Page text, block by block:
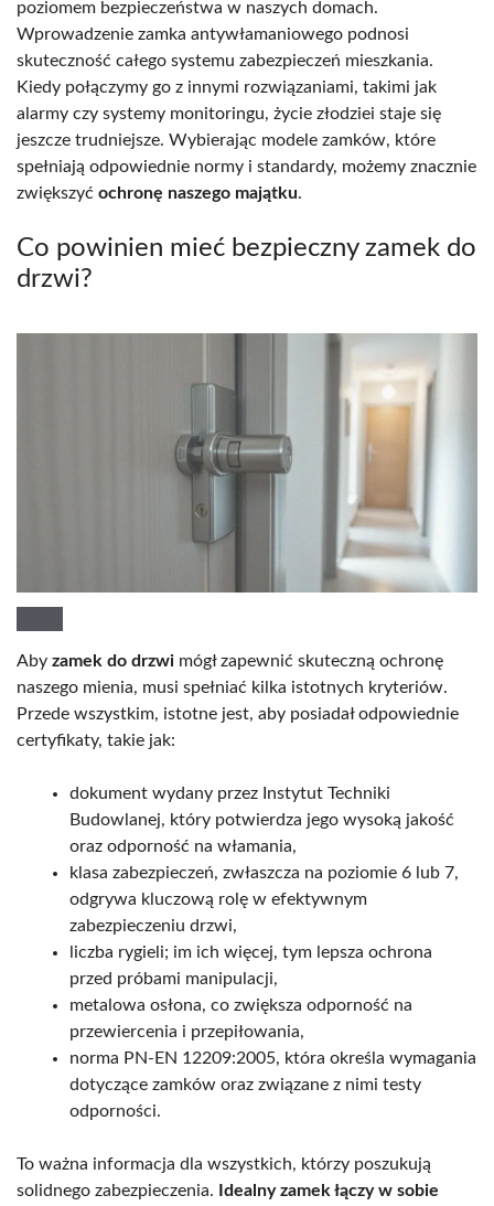
poziomem bezpieczeństwa w naszych domach.
Wprowadzenie zamka antywłamaniowego podnosi
skuteczność całego systemu zabezpieczeń mieszkania.
Kiedy połączymy go z innymi rozwiązaniami, takimi jak
alarmy czy systemy monitoringu, życie złodziei staje się
jeszcze trudniejsze. Wybierając modele zamków, które
spełniają odpowiednie normy i standardy, możemy znacznie
zwiększyć ochronę naszego majątku.
Co powinien mieć bezpieczny zamek do
drzwi?
Aby zamek do drzwi mógł zapewnić skuteczną ochronę
naszego mienia, musi spełniać kilka istotnych kryteriów.
Przede wszystkim, istotne jest, aby posiadał odpowiednie
certyfikaty, takie jak:
dokument wydany przez Instytut Techniki
Budowlanej, który potwierdza jego wysoką jakość
oraz odporność na włamania,
klasa zabezpieczeń, zwłaszcza na poziomie 6 lub 7,
odgrywa kluczową rolę w efektywnym
zabezpieczeniu drzwi,
liczba rygieli; im ich więcej, tym lepsza ochrona
przed próbami manipulacji,
metalowa osłona, co zwiększa odporność na
przewiercenia i przepiłowania,
norma PN-EN 12209:2005, która określa wymagania
dotyczące zamków oraz związane z nimi testy
odporności.
To ważna informacja dla wszystkich, którzy poszukują
solidnego zabezpieczenia.
Idealny zamek łączy w sobie